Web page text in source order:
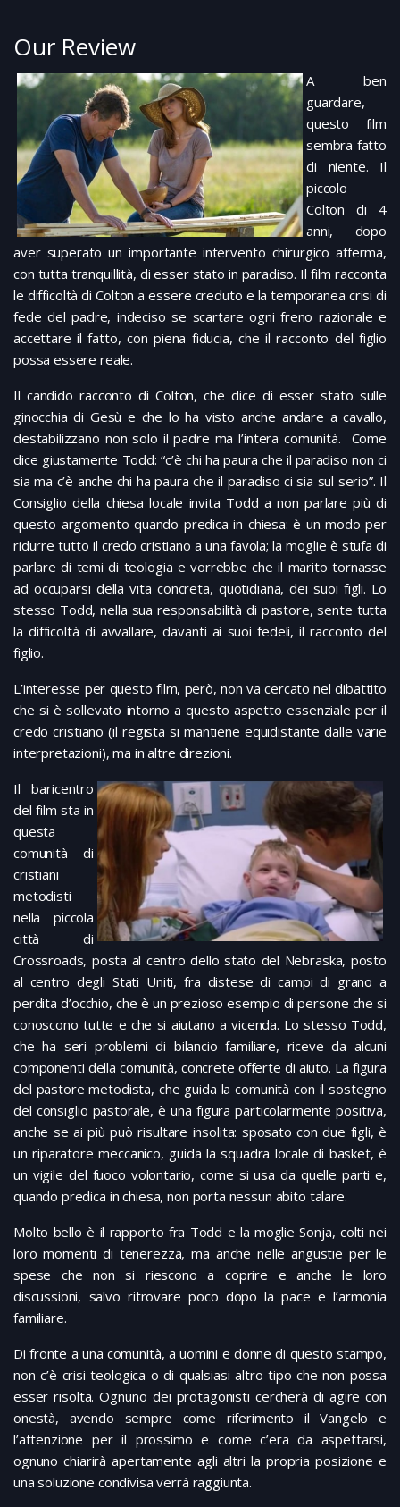
Our Review
A ben
guardare,
questo film
sembra fatto
di niente. Il
piccolo
Colton di 4
anni, dopo
aver superato un importante intervento chirurgico afferma,
con tutta tranquillità, di esser stato in paradiso. Il film racconta
le difficoltà di Colton a essere creduto e la temporanea crisi di
fede del padre, indeciso se scartare ogni freno razionale e
accettare il fatto, con piena fiducia, che il racconto del figlio
possa essere reale.
Il candido racconto di Colton, che dice di esser stato sulle
ginocchia di Gesù e che lo ha visto anche andare a cavallo,
destabilizzano non solo il padre ma l’intera comunità. Come
dice giustamente Todd: “c’è chi ha paura che il paradiso non ci
sia ma c’è anche chi ha paura che il paradiso ci sia sul serio”. Il
Consiglio della chiesa locale invita Todd a non parlare più di
questo argomento quando predica in chiesa: è un modo per
ridurre tutto il credo cristiano a una favola; la moglie è stufa di
parlare di temi di teologia e vorrebbe che il marito tornasse
ad occuparsi della vita concreta, quotidiana, dei suoi figli. Lo
stesso Todd, nella sua responsabilità di pastore, sente tutta
la difficoltà di avvallare, davanti ai suoi fedeli, il racconto del
figlio.
L’interesse per questo film, però, non va cercato nel dibattito
che si è sollevato intorno a questo aspetto essenziale per il
credo cristiano (il regista si mantiene equidistante dalle varie
interpretazioni), ma in altre direzioni.
Il baricentro
del film sta in
questa
comunità di
cristiani
metodisti
nella piccola
città di
Crossroads, posta al centro dello stato del Nebraska, posto
al centro degli Stati Uniti, fra distese di campi di grano a
perdita d’occhio, che è un prezioso esempio di persone che si
conoscono tutte e che si aiutano a vicenda. Lo stesso Todd,
che ha seri problemi di bilancio familiare, riceve da alcuni
componenti della comunità, concrete offerte di aiuto. La figura
del pastore metodista, che guida la comunità con il sostegno
del consiglio pastorale, è una figura particolarmente positiva,
anche se ai più può risultare insolita: sposato con due figli, è
un riparatore meccanico, guida la squadra locale di basket, è
un vigile del fuoco volontario, come si usa da quelle parti e,
quando predica in chiesa, non porta nessun abito talare.
Molto bello è il rapporto fra Todd e la moglie Sonja, colti nei
loro momenti di tenerezza, ma anche nelle angustie per le
spese che non si riescono a coprire e anche le loro
discussioni, salvo ritrovare poco dopo la pace e l’armonia
familiare.
Di fronte a una comunità, a uomini e donne di questo stampo,
non c’è crisi teologica o di qualsiasi altro tipo che non possa
esser risolta. Ognuno dei protagonisti cercherà di agire con
onestà, avendo sempre come riferimento il Vangelo e
l’attenzione per il prossimo e come c’era da aspettarsi,
ognuno chiarirà apertamente agli altri la propria posizione e
una soluzione condivisa verrà raggiunta.